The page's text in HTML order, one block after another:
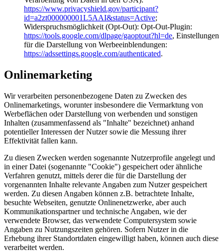
https://www.privacyshield.gov/participant?
id=a2zt000000001L5AAI&status=Active;
Widerspruchsmöglichkeit (Opt-Out): Opt-Out-Plugin:
https://tools.google.com/dlpage/gaoptout?hl=de, Einstellungen
für die Darstellung von Werbeeinblendungen:
https://adssettings.google.com/authenticated.
Onlinemarketing
Wir verarbeiten personenbezogene Daten zu Zwecken des
Onlinemarketings, worunter insbesondere die Vermarktung von
Werbeflächen oder Darstellung von werbenden und sonstigen
Inhalten (zusammenfassend als "Inhalte" bezeichnet) anhand
potentieller Interessen der Nutzer sowie die Messung ihrer
Effektivität fallen kann.
Zu diesen Zwecken werden sogenannte Nutzerprofile angelegt und
in einer Datei (sogenannte "Cookie") gespeichert oder ähnliche
Verfahren genutzt, mittels derer die für die Darstellung der
vorgenannten Inhalte relevante Angaben zum Nutzer gespeichert
werden. Zu diesen Angaben können z.B. betrachtete Inhalte,
besuchte Webseiten, genutzte Onlinenetzwerke, aber auch
Kommunikationspartner und technische Angaben, wie der
verwendete Browser, das verwendete Computersystem sowie
Angaben zu Nutzungszeiten gehören. Sofern Nutzer in die
Erhebung ihrer Standortdaten eingewilligt haben, können auch diese
verarbeitet werden.